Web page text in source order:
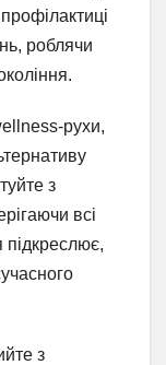
роблячи
рухи,
з
всі
підкреслює,
з